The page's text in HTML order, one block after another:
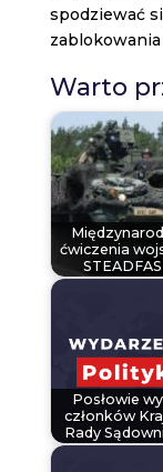
spodziewać
zablokowania
Warto
ćwiczenia
Posłowie
członków
Rady